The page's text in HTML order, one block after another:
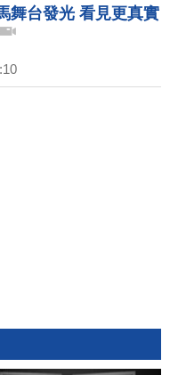
舞台發光 看見更真實